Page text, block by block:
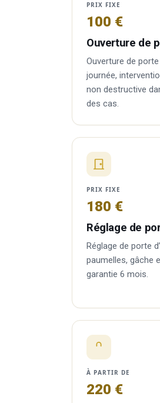
PRIX FIXE
100 €
Ouverture de
Ouverture de
journée,
non destructive
des cas.
PRIX FIXE
180 €
Réglage de
Réglage de porte
paumelles, gâche
garantie 6 mois.
À PARTIR DE
220 €